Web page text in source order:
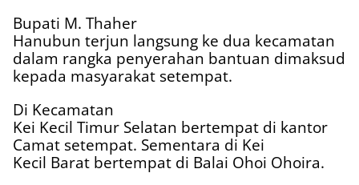
Bupati M. Thaher
Hanubun terjun langsung ke dua kecamatan
dalam rangka penyerahan bantuan dimaksud
kepada masyarakat setempat.
Di Kecamatan
Kei Kecil Timur Selatan bertempat di kantor
Camat setempat. Sementara di Kei
Kecil Barat bertempat di Balai Ohoi Ohoira.